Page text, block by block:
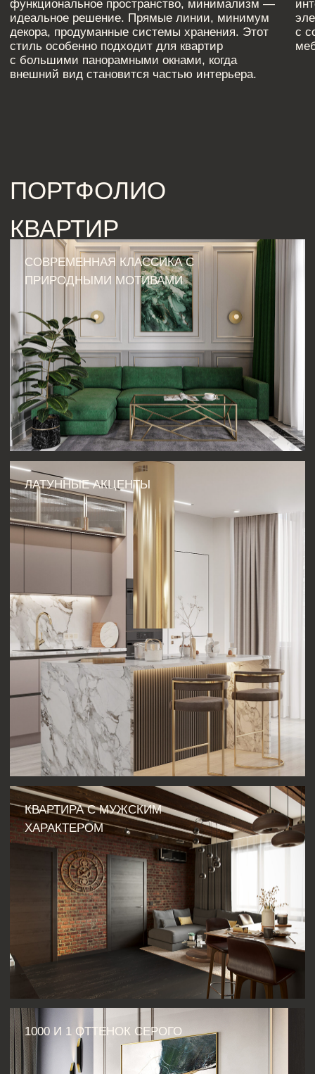
МИНИМАЛИЗМ В ЛАТУНИ
ДУША ПЕТЕРБУРГА
На этом этапе дизайнер обсуждает с
клиентом все детали будущего
интерьера: количество помещений, их
назначение, функциональные
требования и особенности.
01
ТЕХНИЧЕСКОЕ ЗАДАНИЕ
Предлагаются несколько вариантов
планировки, после обсуждения которых
выбирается оптимальный,
удовлетворяющий все требования.
03
ПЛАНИРОВОЧНОЕ РЕШЕНИЕ
Дизайнер создаёт концепцию будущего
интерьера: подбирает стиль, цвета,
материалы, мебель и освещение.
РАЗРАБОТКА КОНЦЕПЦИИ
Дизайнер выезжает на объект для точного
замера всех помещений и фиксирует
важные моменты, которые будут влиять на
проектирование.
ЗАМЕРЫ И АНАЛИЗ ОБЪЕКТА
ЭТАПЫ РАБОТЫ
Дизайн 4 комнатной квартиры — реализация
вашего будущего интерьера. Он экономит время,
избавляет от неопределённости. С помощью
профессионального подхода можно избежать
типичных ошибок, сделать пространство не
только красивым, но и удобным для жизни.